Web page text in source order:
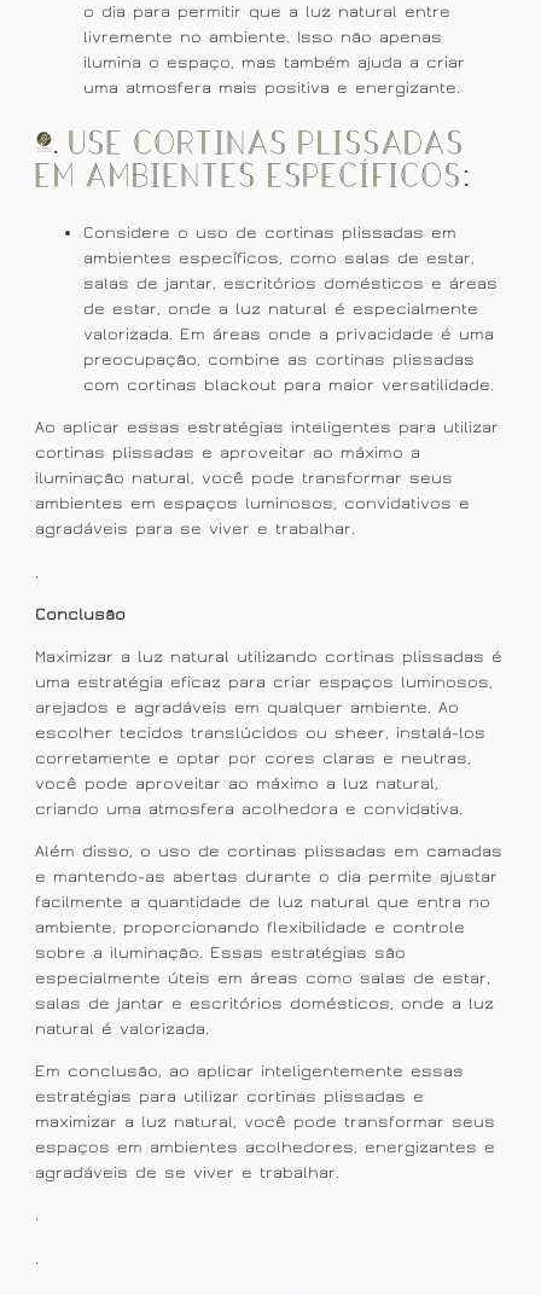
o dia para permitir que a luz natural entre
livremente no ambiente. Isso não apenas
ilumina o espaço, mas também ajuda a criar
uma atmosfera mais positiva e energizante.
7. Use Cortinas Plissadas
em Ambientes Específicos:
Considere o uso de cortinas plissadas em
ambientes específicos, como salas de estar,
salas de jantar, escritórios domésticos e áreas
de estar, onde a luz natural é especialmente
valorizada. Em áreas onde a privacidade é uma
preocupação, combine as cortinas plissadas
com cortinas blackout para maior versatilidade.
Ao aplicar essas estratégias inteligentes para utilizar
cortinas plissadas e aproveitar ao máximo a
iluminação natural, você pode transformar seus
ambientes em espaços luminosos, convidativos e
agradáveis para se viver e trabalhar.
Conclusão
Maximizar a luz natural utilizando cortinas plissadas é
uma estratégia eficaz para criar espaços luminosos,
arejados e agradáveis em qualquer ambiente. Ao
escolher tecidos translúcidos ou sheer, instalá-los
corretamente e optar por cores claras e neutras,
você pode aproveitar ao máximo a luz natural,
criando uma atmosfera acolhedora e convidativa.
Além disso, o uso de cortinas plissadas em camadas
e mantendo-as abertas durante o dia permite ajustar
facilmente a quantidade de luz natural que entra no
ambiente, proporcionando flexibilidade e controle
sobre a iluminação. Essas estratégias são
especialmente úteis em áreas como salas de estar,
salas de jantar e escritórios domésticos, onde a luz
natural é valorizada.
Em conclusão, ao aplicar inteligentemente essas
estratégias para utilizar cortinas plissadas e
maximizar a luz natural, você pode transformar seus
espaços em ambientes acolhedores, energizantes e
agradáveis de se viver e trabalhar.
.